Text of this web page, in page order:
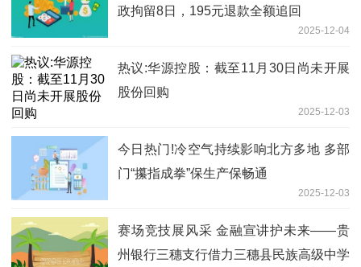
政拘留8日，195元退款全额追回
2025-12-04
热议:华源控股：截至11月30日尚未开展
股份回购
2025-12-03
今日热门!冷空气持续影响北方多地 多部
门“攥指成拳”保生产保畅通
2025-12-03
赛场竞技展风采 金融宣讲护未来——贵
州银行三穗支行借力三穗县民族高级中学